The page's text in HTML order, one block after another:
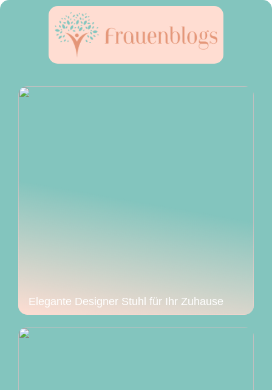
Elegante Designer Stuhl für Ihr Zuhause